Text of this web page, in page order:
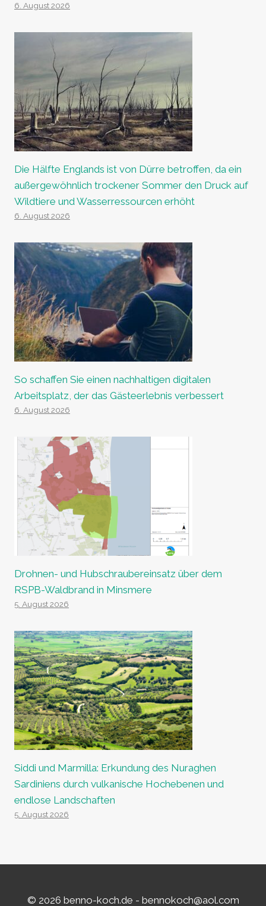
6. August 2026
Die Hälfte Englands ist von Dürre betroffen, da ein
außergewöhnlich trockener Sommer den Druck auf
Wildtiere und Wasserressourcen erhöht
6. August 2026
So schaffen Sie einen nachhaltigen digitalen
Arbeitsplatz, der das Gästeerlebnis verbessert
6. August 2026
Drohnen- und Hubschraubereinsatz über dem
RSPB-Waldbrand in Minsmere
5. August 2026
Siddi und Marmilla: Erkundung des Nuraghen
Sardiniens durch vulkanische Hochebenen und
endlose Landschaften
5. August 2026
© 2026 benno-koch.de - bennokoch@aol.com